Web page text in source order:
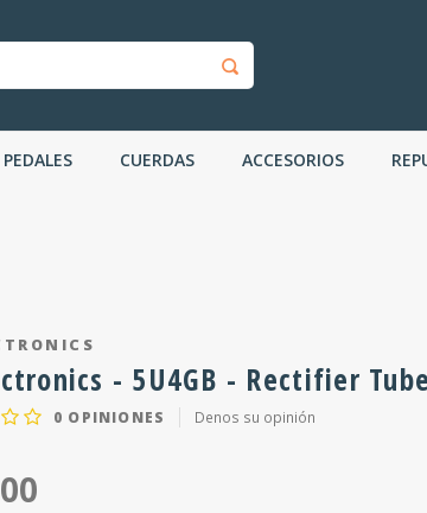
PEDALES CUERDAS ACCESORIOS
- 5U4GB - Rectifier
0 OPINIONES Denos su opinión